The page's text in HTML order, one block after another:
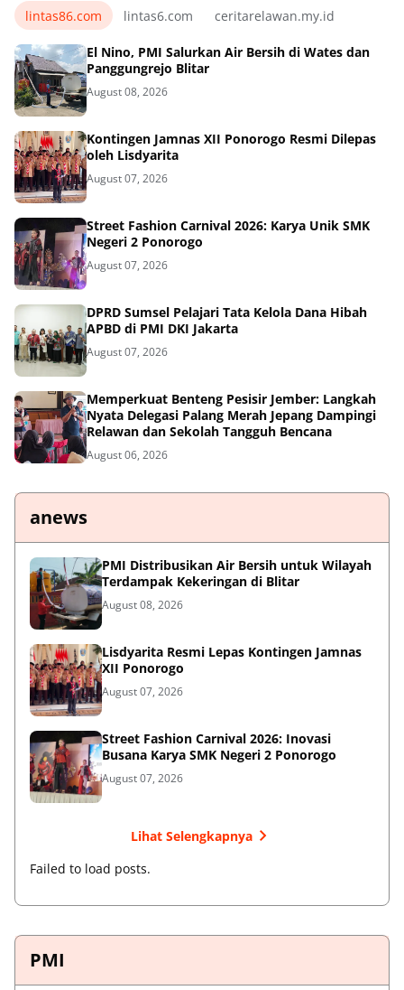
lintas86.com lintas6.com ceritarelawan.my.id
El Nino, PMI Salurkan Air Bersih di Wates dan
Panggungrejo Blitar
August 08, 2026
Kontingen Jamnas XII Ponorogo Resmi Dilepas
oleh Lisdyarita
August 07, 2026
Street Fashion Carnival 2026: Karya Unik SMK
Negeri 2 Ponorogo
August 07, 2026
DPRD Sumsel Pelajari Tata Kelola Dana Hibah
APBD di PMI DKI Jakarta
August 07, 2026
Memperkuat Benteng Pesisir Jember: Langkah
Nyata Delegasi Palang Merah Jepang Dampingi
Relawan dan Sekolah Tangguh Bencana
August 06, 2026
anews
PMI Distribusikan Air Bersih untuk Wilayah
Terdampak Kekeringan di Blitar
August 08, 2026
Lisdyarita Resmi Lepas Kontingen Jamnas
XII Ponorogo
August 07, 2026
Street Fashion Carnival 2026: Inovasi
Busana Karya SMK Negeri 2 Ponorogo
August 07, 2026
Lihat Selengkapnya
Failed to load posts.
PMI